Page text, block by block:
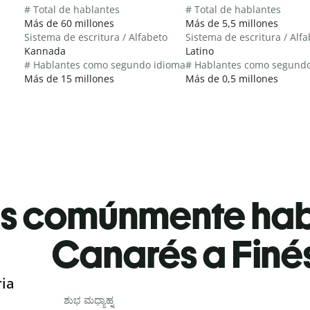
# Total de hablantes
Más de 60 millones
Sistema de escritura / Alfabeto
Kannada
# Hablantes como segundo idioma
Más de 15 millones
# Total de hablantes
Más de 5,5 millones
Sistema de escritura /
Latino
# Hablantes como
Más de 0,5 millones
comúnmente
Canarés a
ಶುಭ ಮಧ್ಯಾಹ್ನ